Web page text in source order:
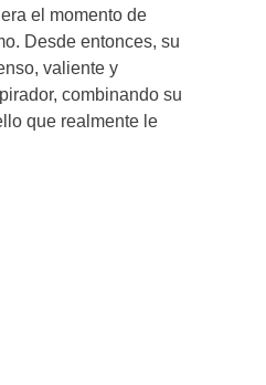
el momento de
Desde entonces, su
valiente y
combinando su
que realmente le